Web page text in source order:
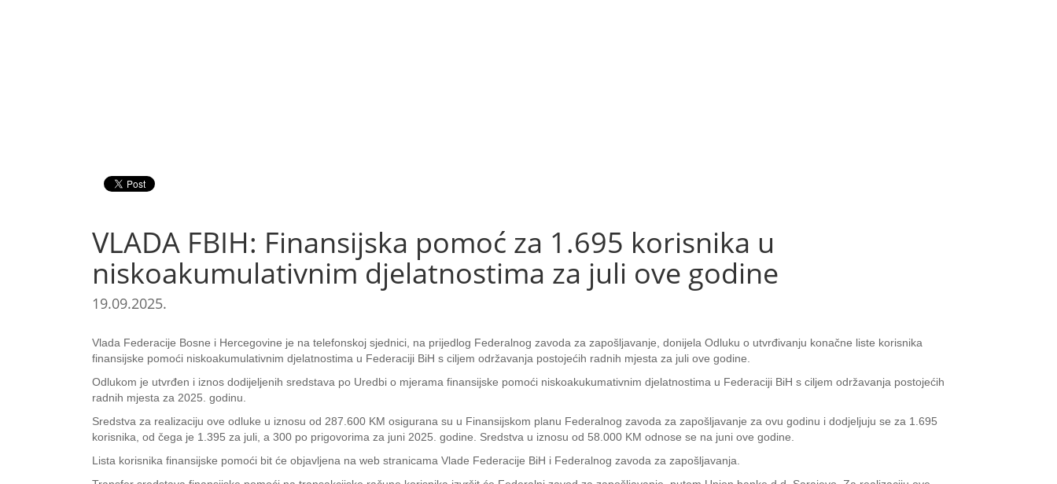
VLADA FBIH: Finansijska pomoć za 1.695 korisnika u
niskoakumulativnim djelatnostima za juli ove godine
19.09.2025.
Vlada Federacije Bosne i Hercegovine je na telefonskoj sjednici, na prijedlog Federalnog zavoda za zapošljavanje, donijela Odluku o utvrđivanju konačne liste korisnika
finansijske pomoći niskoakumulativnim djelatnostima u Federaciji BiH s ciljem održavanja postojećih radnih mjesta za juli ove godine.
Odlukom je utvrđen i iznos dodijeljenih sredstava po Uredbi o mjerama finansijske pomoći niskoakukumativnim djelatnostima u Federaciji BiH s ciljem održavanja postojećih
radnih mjesta za 2025. godinu.
Sredstva za realizaciju ove odluke u iznosu od 287.600 KM osigurana su u Finansijskom planu Federalnog zavoda za zapošljavanje za ovu godinu i dodjeljuju se za 1.695
korisnika, od čega je 1.395 za juli, a 300 po prigovorima za juni 2025. godine. Sredstva u iznosu od 58.000 KM odnose se na juni ove godine.
Lista korisnika finansijske pomoći bit će objavljena na web stranicama Vlade Federacije BiH i Federalnog zavoda za zapošljavanja.